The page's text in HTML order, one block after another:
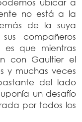
ubicar a
no está a la
de la suya
compañeros
es que mientras
con Gaultier el
y muchas veces
del lado
un desafío
por todos los